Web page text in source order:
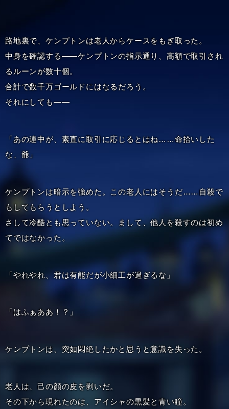
路地裏で、ケンプトンは老人からケースをもぎ取った。
中身を確認する――ケンプトンの指示通り、高額で取引され
るルーンが数十個。
合計で数千万ゴールドにはなるだろう。
それにしても――
「あの連中が、素直に取引に応じるとはね……命拾いした
な、爺」
ケンプトンは暗示を強めた。この老人にはそうだ……自殺で
もしてもらうとしよう。
さして冷酷とも思っていない。まして、他人を殺すのは初め
てではなかった。
「やれやれ、君は有能だが小細工が過ぎるな」
「はふぁああ！？」
ケンプトンは、突如悶絶したかと思うと意識を失った。
老人は、己の顔の皮を剥いだ。
その下から現れたのは、アイシャの黒髪と青い瞳。